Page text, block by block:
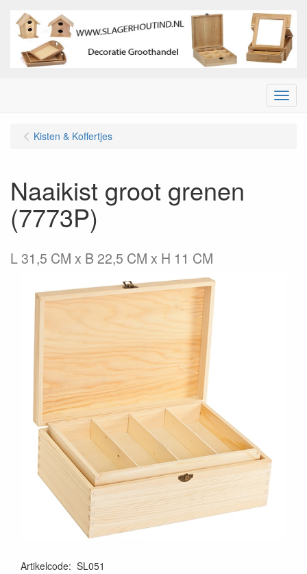
Menu
Kisten & Koffertjes
Naaikist groot grenen
(7773P)
L 31,5 CM x B 22,5 CM x H 11 CM
Artikelcode: SL051